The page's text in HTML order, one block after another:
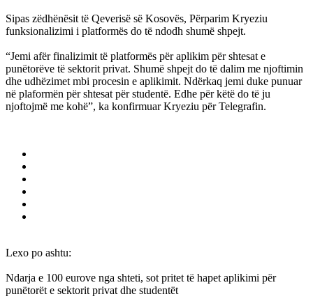
Sipas zëdhënësit të Qeverisë së Kosovës, Përparim Kryeziu
funksionalizimi i platformës do të ndodh shumë shpejt.
“Jemi afër finalizimit të platformës për aplikim për shtesat e
punëtorëve të sektorit privat. Shumë shpejt do të dalim me njoftimin
dhe udhëzimet mbi procesin e aplikimit. Ndërkaq jemi duke punuar
në plaformën për shtesat për studentë. Edhe për këtë do të ju
njoftojmë me kohë”, ka konfirmuar Kryeziu për Telegrafin.
Lexo po ashtu:
Ndarja e 100 eurove nga shteti, sot pritet të hapet aplikimi për
punëtorët e sektorit privat dhe studentët